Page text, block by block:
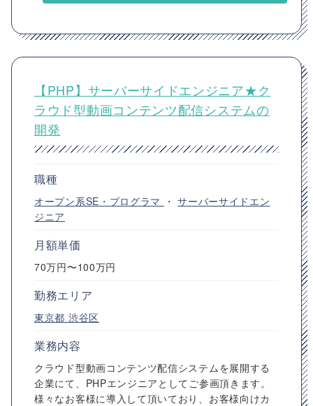
【PHP】サーバーサイドエンジニア★ク
ラウド型動画コンテンツ配信システムの
開発
職種
オープン系SE・プログラマ ・サーバーサイドエン
ジニア
月額単価
70万円〜100万円
勤務エリア
東京都 渋谷区
業務内容
クラウド型動画コンテンツ配信システムを展開する
企業にて、PHPエンジニアとしてご参画頂きます。
様々なお客様に導入して頂いており、お客様向けカ